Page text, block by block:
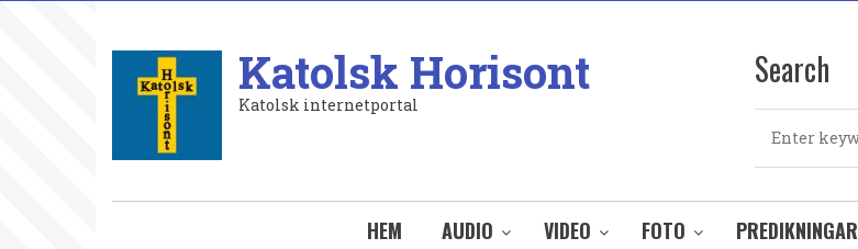
Katolsk Horisont
Katolsk internetportal
Search
HEM AUDIO VIDEO FOTO PREDIKNINGAR